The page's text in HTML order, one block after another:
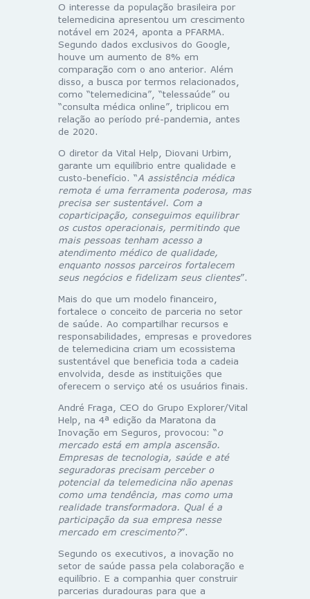
O interesse da população brasileira por
telemedicina apresentou um crescimento
notável em 2024, aponta a PFARMA.
Segundo dados exclusivos do Google,
houve um aumento de 8% em
comparação com o ano anterior. Além
disso, a busca por termos relacionados,
como “telemedicina”, “telessaúde” ou
“consulta médica online”, triplicou em
relação ao período pré-pandemia, antes
de 2020.
O diretor da Vital Help, Diovani Urbim,
garante um equilíbrio entre qualidade e
custo-benefício. “A assistência médica
remota é uma ferramenta poderosa, mas
precisa ser sustentável. Com a
coparticipação, conseguimos equilibrar
os custos operacionais, permitindo que
mais pessoas tenham acesso a
atendimento médico de qualidade,
enquanto nossos parceiros fortalecem
seus negócios e fidelizam seus clientes”.
Mais do que um modelo financeiro,
fortalece o conceito de parceria no setor
de saúde. Ao compartilhar recursos e
responsabilidades, empresas e provedores
de telemedicina criam um ecossistema
sustentável que beneficia toda a cadeia
envolvida, desde as instituições que
oferecem o serviço até os usuários finais.
André Fraga, CEO do Grupo Explorer/Vital
Help, na 4ª edição da Maratona da
Inovação em Seguros, provocou: “o
mercado está em ampla ascensão.
Empresas de tecnologia, saúde e até
seguradoras precisam perceber o
potencial da telemedicina não apenas
como uma tendência, mas como uma
realidade transformadora. Qual é a
participação da sua empresa nesse
mercado em crescimento?”.
Segundo os executivos, a inovação no
setor de saúde passa pela colaboração e
equilíbrio. E a companhia quer construir
parcerias duradouras para que a